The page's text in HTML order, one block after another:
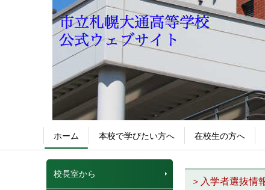
ホーム 本校で学びたい方へ 在校生の方へ
校長室から
＞入学者選抜情